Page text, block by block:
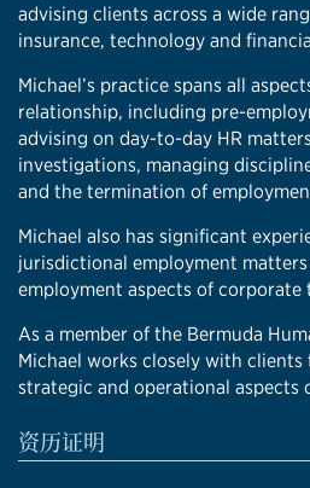
advising clients across a wide
insurance, technology and
Michael’s practice spans all
relationship, including pre-
advising on day-to-day HR
investigations, managing
and the termination of
Michael also has significant
jurisdictional employment
employment aspects of corporate
As a member of the Bermuda
Michael works closely with
strategic and operational aspects
资历证明